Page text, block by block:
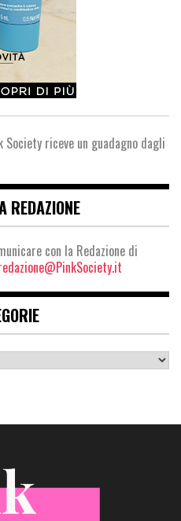
riceve un guadagno dagli
REDAZIONE
con la Redazione di